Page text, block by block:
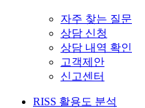
자주 찾는 질문
상담 신청
상담 내역 확인
고객제안
신고센터
RISS 활용도 분석